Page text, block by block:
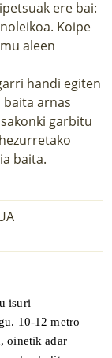
ere bai:
Koipe
aleen
handi egiten
baita arnas
garbitu
baita.
isuri
10-12 metro
oinetik adar